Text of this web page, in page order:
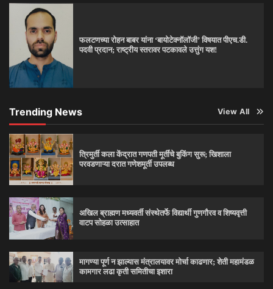
फलटणच्या रोहन बाबर यांना ‘बायोटेक्नॉलॉजी’ विषयात पीएच.डी.
पदवी प्रदान; राष्ट्रीय स्तरावर पटकावले उत्तुंग यश!
Trending News View All
त्रिमुर्ती कला केंद्रात गणपती मूर्तींचे बुकिंग सुरू; खिशाला
परवडणाऱ्या दरात गणेशमूर्ती उपलब्ध
अखिल ब्राह्मण मध्यवर्ती संस्थेतर्फे विद्यार्थी गुणगौरव व शिष्यवृत्ती
वाटप सोहळा उत्साहात
मागण्या पूर्ण न झाल्यास मंत्रालयावर मोर्चा काढणार; शेती महामंडळ
कामगार लढा कृती समितीचा इशारा